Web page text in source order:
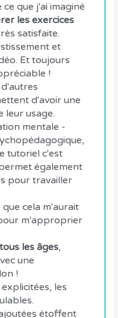
que j'ai imaginé
les exercices
satisfaite.
et
Et toujours
!
d'avoir une
leur usage.
mentale -
tutoriel c'est
également
pour travailler
cela m'aurait
m'approprier
les âges,
une
!
les
étoffent